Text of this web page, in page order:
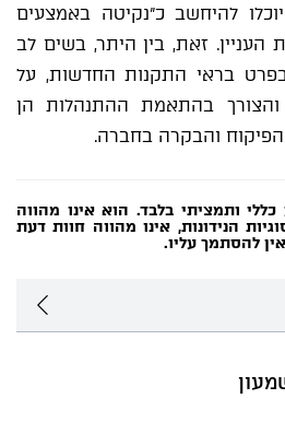
להיחשב כ"נקיטה באמצעים
העניין. זאת, בין היתר, בשים לב
בראי התקנות החדשות, על
והצורך בהתאמת ההתנהלות הן
הפיקוח והבקרה בחברה.
ותמציתי בלבד. הוא אינו מהווה
הנידונות, אינו מהווה חוות דעת
להסתמך עליו.